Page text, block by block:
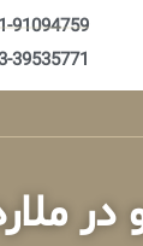
91094759
39535771